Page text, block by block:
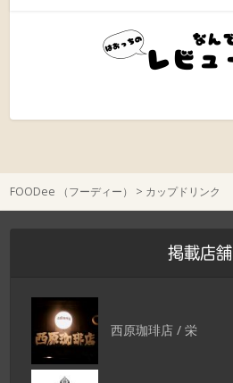
FOODee （フーディー） > カップドリンク
掲載店舗
西原珈琲店 / 栄